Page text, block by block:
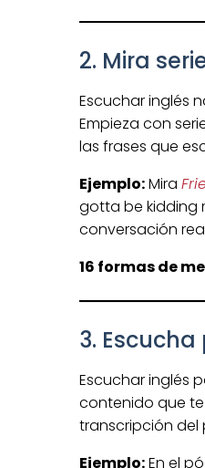
2. Mira
Escuchar inglés
Empieza con
las frases que
Ejemplo:Mira
gotta be kidding
conversación
16 formas de
3.
Escuchar inglés
contenido que
transcripción del
Ejemplo:En el